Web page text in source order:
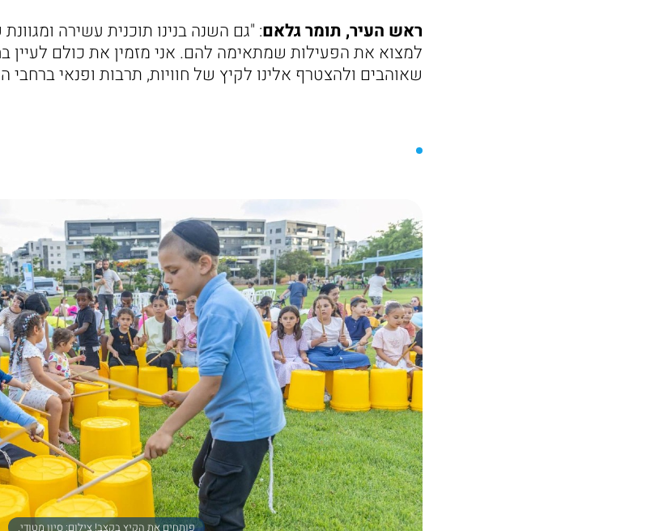
ראש העיר, תומר גלאם: "גם השנה בנינו תוכנית עשירה
למצוא את הפעילות שמתאימה להם. אני מזמין את כולם לעיין
שאוהבים ולהצטרף אלינו לקיץ של חוויות, תרבות ופנאי ברחבי
פותחים את הקיץ בקצב! צילום: סיון מטודי.